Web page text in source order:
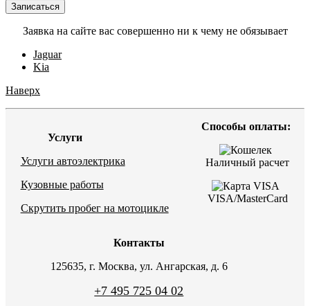
Заявка на сайте вас совершенно ни к чему не обязывает
Jaguar
Kia
Наверх
Услуги
Услуги автоэлектрика
Кузовные работы
Скрутить пробег на мотоцикле
Контакты
125635, г. Москва, ул. Ангарская, д. 6
+7 495 725 04 02
Способы оплаты:
Наличный расчет
VISA/MasterCard